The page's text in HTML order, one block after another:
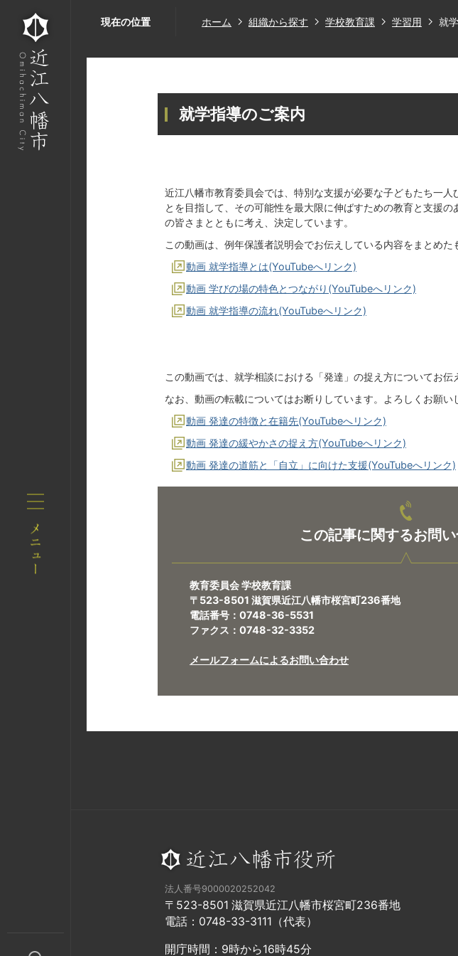
現在の位置 ホーム 組織から探す 学校教育課 学習用 就
就学指導のご案内
近江八幡市教育委員会では、特別な支援が必要な子どもたち一人
とを目指して、その可能性を最大限に伸ばすための教育と支援
の皆さまとともに考え、決定しています。
この動画は、例年保護者説明会でお伝えしている内容をまとめた
動画 就学指導とは(YouTubeへリンク)
動画 学びの場の特色とつながり(YouTubeへリンク)
動画 就学指導の流れ(YouTubeへリンク)
この動画では、就学相談における「発達」の捉え方についてお伝
なお、動画の転載についてはお断りしています。よろしくお願い
動画 発達の特徴と在籍先(YouTubeへリンク)
動画 発達の緩やかさの捉え方(YouTubeへリンク)
動画 発達の道筋と「自立」に向けた支援(YouTubeへリンク)
この記事に関するお問
教育委員会 学校教育課
〒523-8501 滋賀県近江八幡市桜宮町236番地
電話番号：0748-36-5531
ファクス：0748-32-3352
メールフォームによるお問い合わせ
法人番号9000020252042
〒523-8501 滋賀県近江八幡市桜宮町236番地
電話：0748-33-3111（代表）
開庁時間：9時から16時45分